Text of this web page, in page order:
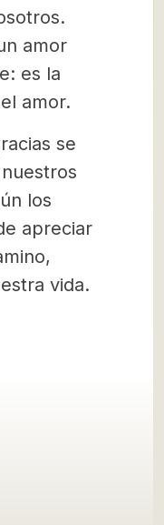
amor
es la
amor.
se
los
apreciar
vida.